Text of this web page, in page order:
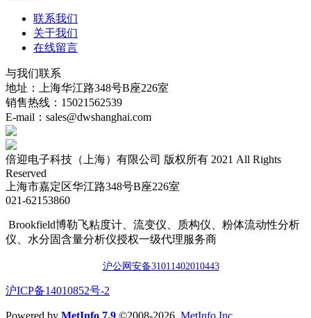
联系我们
关于我们
在线留言
与我们联系
地址：上海华江路348号B座226室
销售热线：15021562539
E-mail：sales@dwshanghai.com
倍迎电子科技（上海）有限公司 版权所有 2021 All Rights
Reserved
上海市嘉定区华江路348号B座226室
021-62153860
Brookfield博勒飞粘度计、流变仪、质构仪、粉体流动性分析
仪、水分固含量分析仪授权一级代理服务商
沪公网安备31011402010443
​沪ICP备14010852号-2